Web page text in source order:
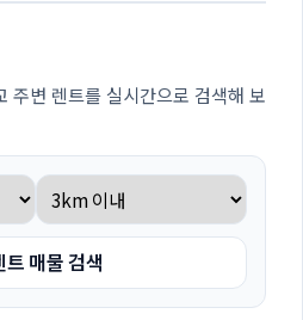
주변 렌트를 실시간으로 검색해 보
트 매물 검색